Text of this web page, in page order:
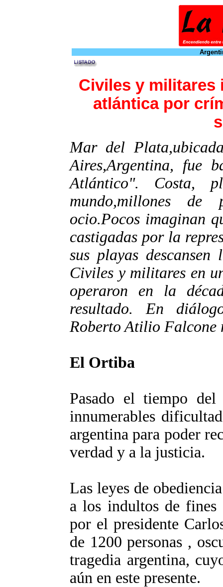
Civiles y militares
atlántica por
Mar del
Aires,Argentina, fue
Atlántico". Costa,
mundo,millones
ocio.Pocos imaginan
castigadas por la
sus playas descansen
Civiles y militares en
operaron en la
resultado. En
Roberto Atilio Falcone
El Ortiba
Pasado el tiempo
innumerables
argentina para poder
verdad y a la justicia.
Las leyes de
a los indultos de fines
por el presidente
de 1200 personas ,
tragedia argentina,
aún en este presente.